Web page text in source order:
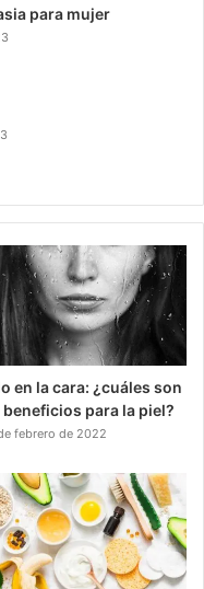
para mujer
en la cara: ¿cuáles son
beneficios para la piel?
febrero de 2022